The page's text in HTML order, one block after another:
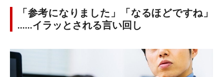
「参考になりました」「なるほどですね」
……イラッとされる言い回し